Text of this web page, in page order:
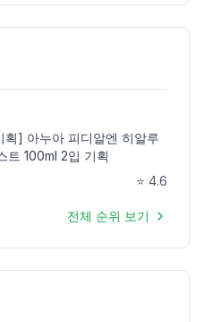
] 아누아 피디알엔 히알루
트 100ml 2입 기획
⭐ 4.6
전체 순위 보기